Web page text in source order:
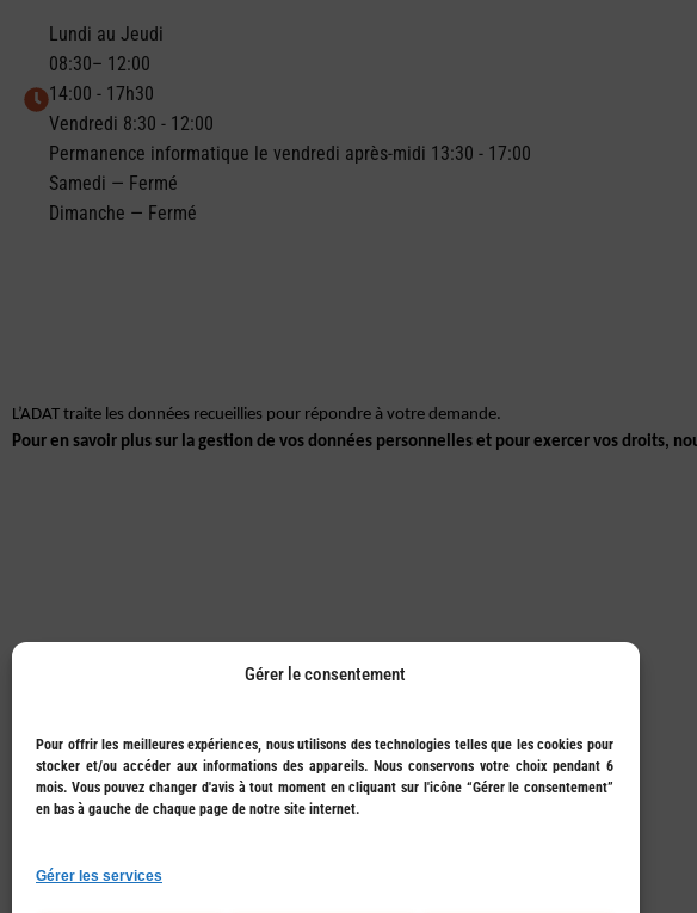
Gérer le consentement
Pour offrir les meilleures expériences, nous utilisons des technologies telles que les cookies pour
stocker et/ou accéder aux informations des appareils. Nous conservons votre choix pendant 6
mois. Vous pouvez changer d'avis à tout moment en cliquant sur l'icône “Gérer le consentement”
en bas à gauche de chaque page de notre site internet.
Gérer les services
Lundi au Jeudi
08:30– 12:00
14:00 - 17h30
Vendredi 8:30 - 12:00
Permanence informatique le vendredi après-midi 13:30 - 17:00
Samedi — Fermé
Dimanche — Fermé
L’ADAT traite les données recueillies pour répondre à votre demande.
Pour en savoir plus sur la gestion de vos données personnelles et pour exercer vos droits,